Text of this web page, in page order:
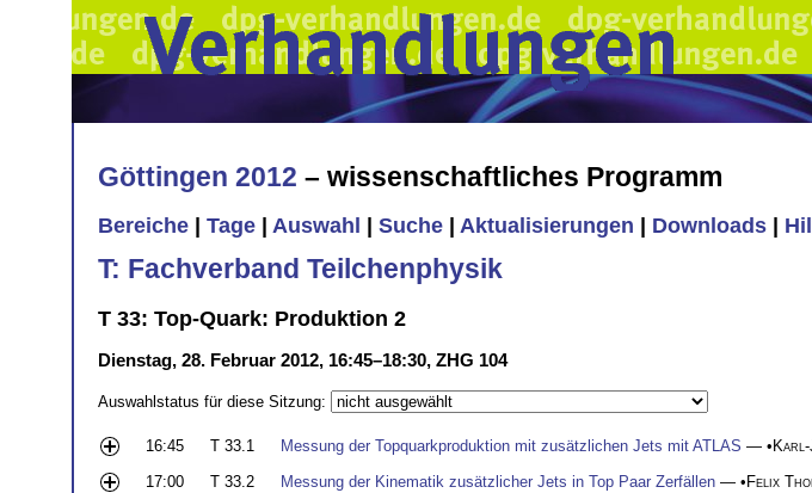
Göttingen 2012 – wissenschaftliches Programm
Bereiche Tage Auswahl Suche Aktualisierungen Downloads
T: Fachverband Teilchenphysik
T 33: Top-Quark: Produktion 2
Dienstag, 28. Februar 2012, 16:45–18:30, ZHG 104
Auswahlstatus für diese Sitzung:
16:45 T 33.1 Messung der Topquarkproduktion mit zusätzlichen Jets mit ATLAS — •Karl-
17:00
T 33.2 Messung der Kinematik zusätzlicher Jets in Top Paar Zerfällen — •Felix